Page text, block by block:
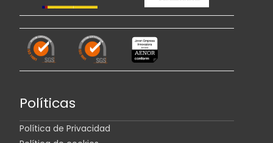
Políticas
Política de Privacidad